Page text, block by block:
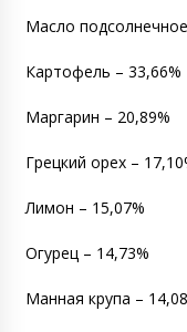
Масло
Картофель – 33,66%
Маргарин – 20,89%
Грецкий орех –
Лимон – 15,07%
Огурец – 14,73%
Манная крупа –